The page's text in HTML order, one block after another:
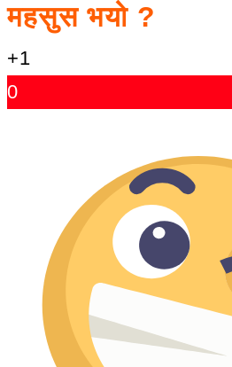
महसुस भयो ?
+1
0